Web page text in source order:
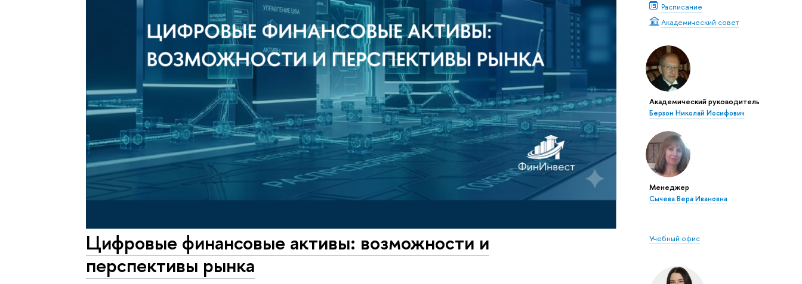
Расписание
Академический совет
Академический руководитель
Берзон Николай Иосифович
Менеджер
Сычева Вера Ивановна
Учебный офис
Цифровые финансовые активы: возможности и
перспективы рынка